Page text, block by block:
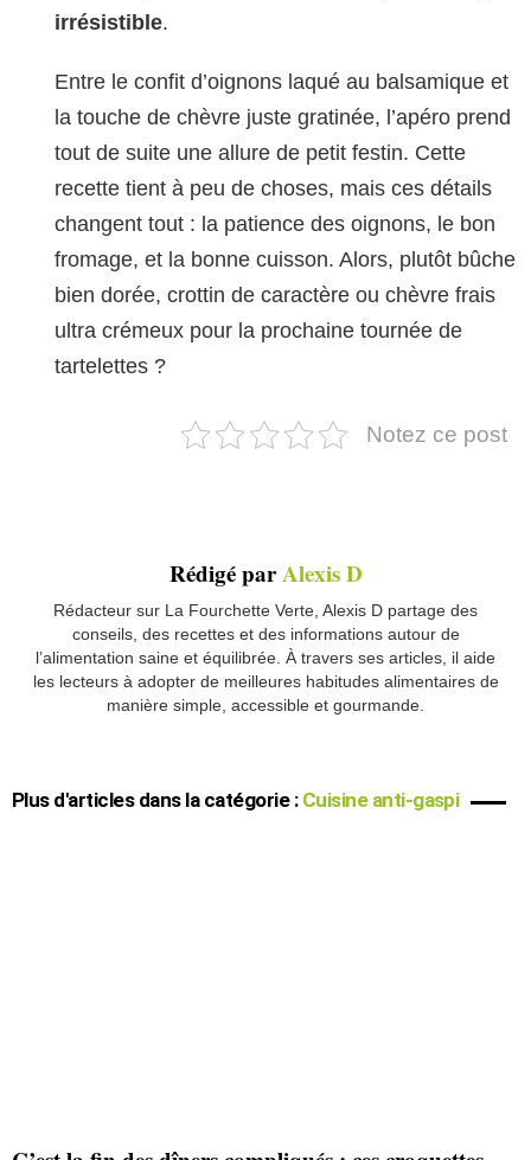
irrésistible.
Entre le confit d’oignons laqué au balsamique et
la touche de chèvre juste gratinée, l’apéro prend
tout de suite une allure de petit festin. Cette
recette tient à peu de choses, mais ces détails
changent tout : la patience des oignons, le bon
fromage, et la bonne cuisson. Alors, plutôt bûche
bien dorée, crottin de caractère ou chèvre frais
ultra crémeux pour la prochaine tournée de
tartelettes ?
Notez ce post
Rédigé parAlexis D
Rédacteur sur La Fourchette Verte, Alexis D partage des
conseils, des recettes et des informations autour de
l’alimentation saine et équilibrée. À travers ses articles, il aide
les lecteurs à adopter de meilleures habitudes alimentaires de
manière simple, accessible et gourmande.
Plus d'articles dans la catégorie : Cuisine anti-gaspi